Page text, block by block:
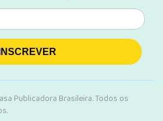
INSCREVER
Publicadora Brasileira. Todos os